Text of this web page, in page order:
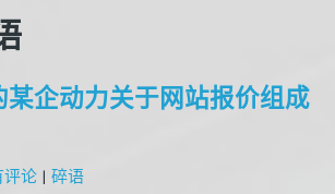
某企动力关于网站报价组成
评论 |碎语